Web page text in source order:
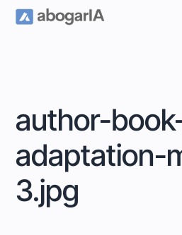
author-
adaptation-
3.jpg